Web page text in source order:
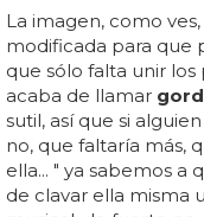
La imagen, como
modificada para que
que sólo falta unir
acaba de llamar
sutil, así que si
no, que faltaría más,
ella... " ya sabemos a
de clavar ella misma